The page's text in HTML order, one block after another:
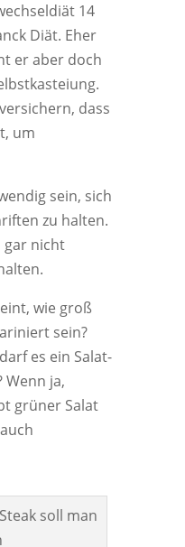
14
Diät. Eher
er aber doch
dass
um
sein, sich
zu halten.
gar nicht
wie groß
sein?
es ein Salat-
Wenn ja,
grüner Salat